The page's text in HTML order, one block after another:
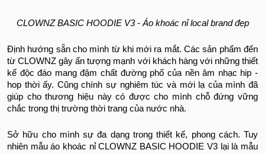
CLOWNZ BASIC HOODIE V3 - Áo khoác nỉ local brand đẹp
Định hướng sẵn cho mình từ khi mới ra mắt. Các sản phẩm đến
từ CLOWNZ gây ấn tượng mạnh với khách hàng với những thiết
kế độc đáo mang đậm chất đường phố của nền âm nhạc hip -
hop thời ấy. Cũng chính sự nghiêm túc và mới lạ của mình đã
giúp cho thương hiệu này có được cho mình chỗ đứng vững
chắc trong thị trường thời trang của nước nhà.
Sở hữu cho mình sự đa dạng trong thiết kế, phong cách. Tuy
nhiên mẫu áo khoác nỉ CLOWNZ BASIC HOODIE V3 lại là mẫu